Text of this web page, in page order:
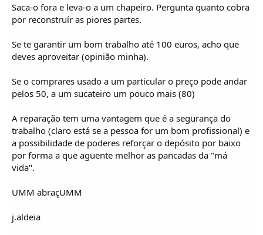
Saca-o fora e leva-o a um chapeiro. Pergunta quanto cobra
por reconstruír as piores partes.
Se te garantir um bom trabalho até 100 euros, acho que
deves aproveitar (opinião minha).
Se o comprares usado a um particular o preço pode andar
pelos 50, a um sucateiro um pouco mais (80)
A reparação tem uma vantagem que é a segurança do
trabalho (claro está se a pessoa for um bom profissional) e
a possibilidade de poderes reforçar o depósito por baixo
por forma a que aguente melhor as pancadas da "má
vida".
UMM abraçUMM
j.aldeia